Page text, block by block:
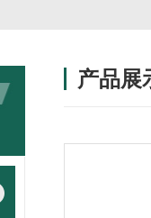
产品展